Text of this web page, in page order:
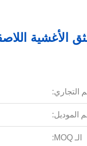
التجاري:
الموديل:
الـ MOQ: